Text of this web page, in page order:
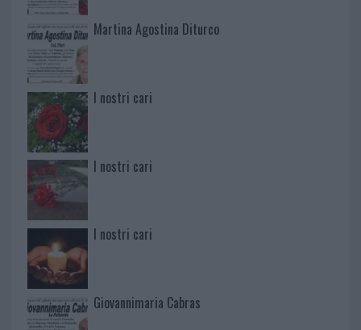
Martina Agostina Diturco
I nostri cari
I nostri cari
I nostri cari
Giovannimaria Cabras